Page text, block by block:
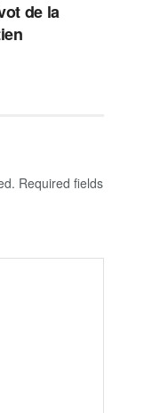
de la
Required fields